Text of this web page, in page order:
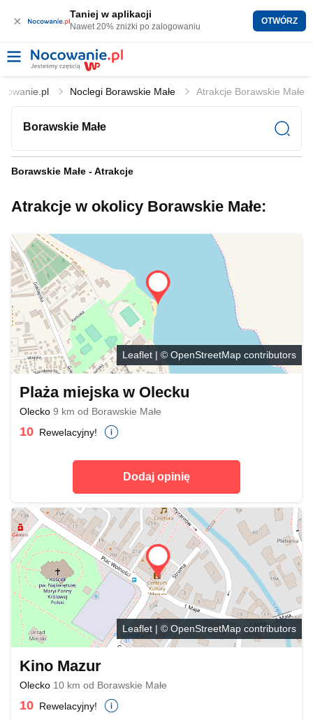
× Taniej w aplikacji
Nawet 20% zniżki po zalogowaniu
OTWÓRZ
Noclegi Borawskie Małe Atrakcje Borawskie Małe
Borawskie Małe
Borawskie Małe - Atrakcje
Atrakcje w okolicy Borawskie Małe:
Leaflet | © OpenStreetMap contributors
Plaża miejska w Olecku
Olecko 9 km od Borawskie Małe
10 Rewelacyjny!
Dodaj opinię
Leaflet | © OpenStreetMap contributors
Kino Mazur
Olecko 10 km od Borawskie Małe
10 Rewelacyjny!